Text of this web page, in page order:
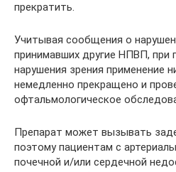
прекратить.
Учитывая сообщения о
принимавших другие НПВП, при
нарушения зрения применение
немедленно прекращено и
офтальмологическое
Препарат может вызывать
поэтому пациентам с
почечной и/или сердечной